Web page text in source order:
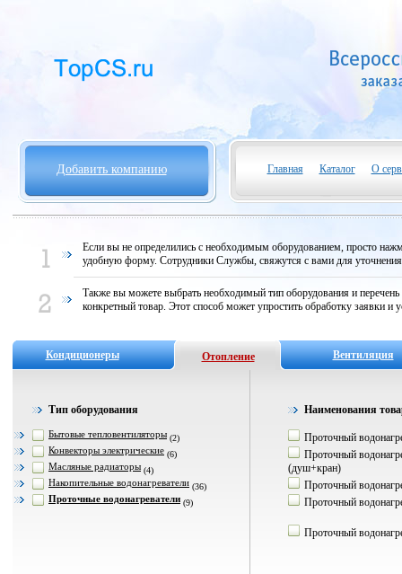
Добавить компанию Главная Каталог О
Если вы не определились с необходимым оборудованием, просто
удобную форму. Сотрудники Службы, свяжутся с вами для
Также вы можете выбрать необходимый тип оборудования и
конкретный товар. Этот способ может упростить обработку заявки и
Кондиционеры Отопление Вентиляция
Тип оборудования
Бытовые тепловентиляторы (2)
Конвекторы электрические (6)
Масляные радиаторы (4)
Накопительные водонагреватели (36)
Проточные водонагреватели (9)
Наименования
Проточный
Проточный
(душ+кран)
Проточный
Проточный
Проточный